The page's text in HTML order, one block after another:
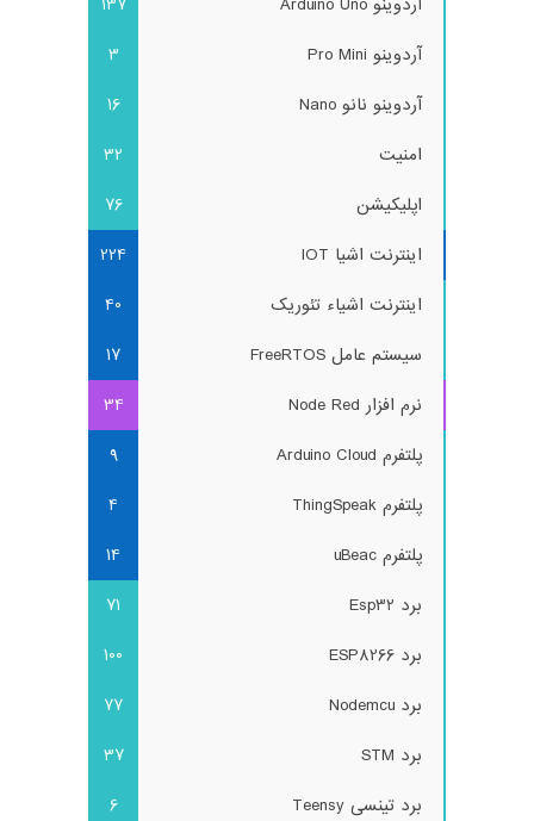
آردوینو Arduino Uno
137
آردوینو Pro Mini
3
آردوینو نانو Nano
16
امنیت
32
اپلیکیشن
76
اینترنت اشیا IOT
224
اینترنت اشیاء تئوریک
40
سیستم عامل FreeRTOS
17
نرم افزار Node Red
34
پلتفرم Arduino Cloud
9
پلتفرم ThingSpeak
4
پلتفرم uBeac
14
برد Esp32
71
برد ESP8266
100
برد Nodemcu
77
برد STM
37
برد تینسی Teensy
6